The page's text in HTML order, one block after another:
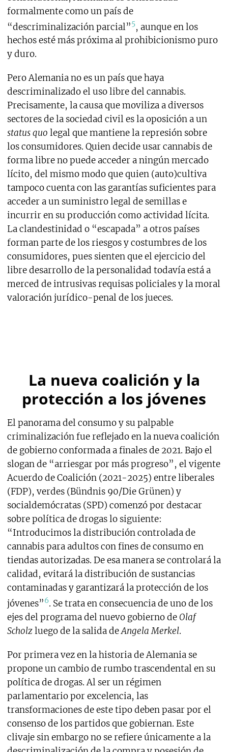
formalmente como un país de
“descriminalización parcial”5, aunque en los
hechos esté más próxima al prohibicionismo puro
y duro.
Pero Alemania no es un país que haya
descriminalizado el uso libre del cannabis.
Precisamente, la causa que moviliza a diversos
sectores de la sociedad civil es la oposición a un
status quo legal que mantiene la represión sobre
los consumidores. Quien decide usar cannabis de
forma libre no puede acceder a ningún mercado
lícito, del mismo modo que quien (auto)cultiva
tampoco cuenta con las garantías suficientes para
acceder a un suministro legal de semillas e
incurrir en su producción como actividad lícita.
La clandestinidad o “escapada” a otros países
forman parte de los riesgos y costumbres de los
consumidores, pues sienten que el ejercicio del
libre desarrollo de la personalidad todavía está a
merced de intrusivas requisas policiales y la moral
valoración jurídico-penal de los jueces.
La nueva coalición y la
protección a los jóvenes
El panorama del consumo y su palpable
criminalización fue reflejado en la nueva coalición
de gobierno conformada a finales de 2021. Bajo el
slogan de “arriesgar por más progreso”, el vigente
Acuerdo de Coalición (2021-2025) entre liberales
(FDP), verdes (Bündnis 90/Die Grünen) y
socialdemócratas (SPD) comenzó por destacar
sobre política de drogas lo siguiente:
“Introducimos la distribución controlada de
cannabis para adultos con fines de consumo en
tiendas autorizadas. De esa manera se controlará la
calidad, evitará la distribución de sustancias
contaminadas y garantizará la protección de los
jóvenes”6. Se trata en consecuencia de uno de los
ejes del programa del nuevo gobierno de Olaf
Scholzluego de la salida deAngela Merkel.
Por primera vez en la historia de Alemania se
propone un cambio de rumbo trascendental en su
política de drogas. Al ser un régimen
parlamentario por excelencia, las
transformaciones de este tipo deben pasar por el
consenso de los partidos que gobiernan. Este
clivaje sin embargo no se refiere únicamente a la